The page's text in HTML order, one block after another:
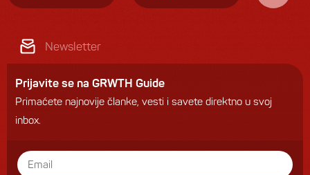
Newsletter
Prijavite se na GRWTH Guide
Primaćete najnovije članke, vesti i savete direktno u svoj
inbox.